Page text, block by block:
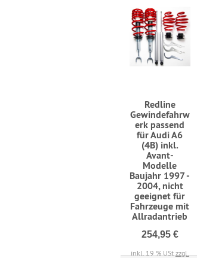
Redline
Gewindefahrw
erk passend
für Audi A6
(4B) inkl.
Avant-
Modelle
Baujahr 1997 -
2004, nicht
geeignet für
Fahrzeuge mit
Allradantrieb
254,95 €
inkl. 19 % UStzzgl.